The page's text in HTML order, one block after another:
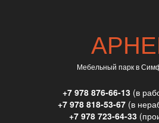
Мебельный парк в
+7 978 876-66-13(в
+7 978 818-53-67(в
+7 978 723-64-33